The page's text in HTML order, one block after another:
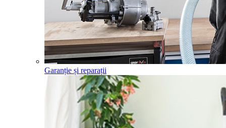
Garanție și reparații